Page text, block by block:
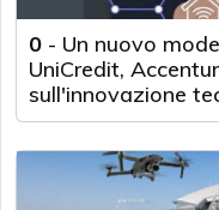
0 - Un nuovo
UniCredit,
sull'innovazione